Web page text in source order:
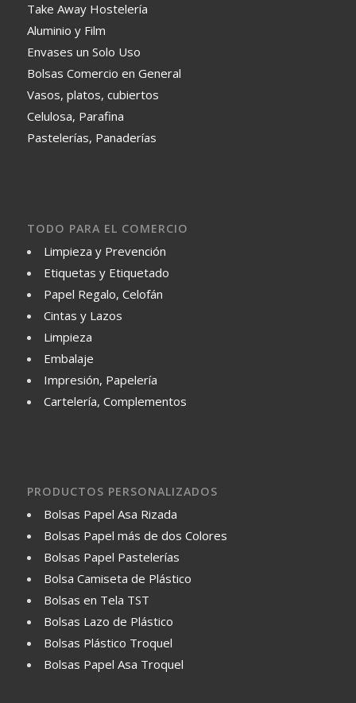
Take Away Hostelería
Aluminio y Film
Envases un Solo Uso
Bolsas Comercio en General
Vasos, platos, cubiertos
Celulosa, Parafina
Pastelerías, Panaderías
TODO PARA EL COMERCIO
Limpieza y Prevención
Etiquetas y Etiquetado
Papel Regalo, Celofán
Cintas y Lazos
Limpieza
Embalaje
Impresión, Papelería
Cartelería, Complementos
PRODUCTOS PERSONALIZADOS
Bolsas Papel Asa Rizada
Bolsas Papel más de dos Colores
Bolsas Papel Pastelerías
Bolsa Camiseta de Plástico
Bolsas en Tela TST
Bolsas Lazo de Plástico
Bolsas Plástico Troquel
Bolsas Papel Asa Troquel